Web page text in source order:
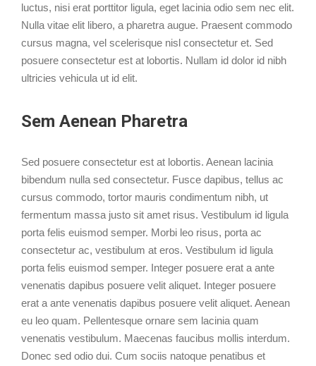
luctus, nisi erat porttitor ligula, eget lacinia odio sem nec elit.
Nulla vitae elit libero, a pharetra augue. Praesent commodo
cursus magna, vel scelerisque nisl consectetur et. Sed
posuere consectetur est at lobortis. Nullam id dolor id nibh
ultricies vehicula ut id elit.
Sem Aenean Pharetra
Sed posuere consectetur est at lobortis. Aenean lacinia
bibendum nulla sed consectetur. Fusce dapibus, tellus ac
cursus commodo, tortor mauris condimentum nibh, ut
fermentum massa justo sit amet risus. Vestibulum id ligula
porta felis euismod semper. Morbi leo risus, porta ac
consectetur ac, vestibulum at eros. Vestibulum id ligula
porta felis euismod semper. Integer posuere erat a ante
venenatis dapibus posuere velit aliquet. Integer posuere
erat a ante venenatis dapibus posuere velit aliquet. Aenean
eu leo quam. Pellentesque ornare sem lacinia quam
venenatis vestibulum. Maecenas faucibus mollis interdum.
Donec sed odio dui. Cum sociis natoque penatibus et